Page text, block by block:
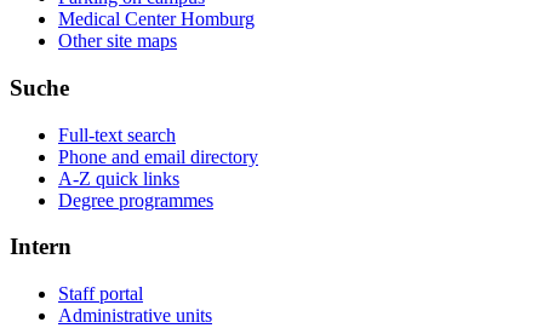
Medical Center Homburg
Other site maps
Suche
Full-text search
Phone and email directory
A-Z quick links
Degree programmes
Intern
Staff portal
Administrative units